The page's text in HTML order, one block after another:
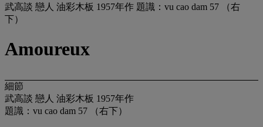
武高談 戀人 油彩木板 1957年作 題識：vu cao dam 57 （右
下）
Amoureux
細節
武高談 戀人 油彩木板 1957年作
題識：vu cao dam 57 （右下）